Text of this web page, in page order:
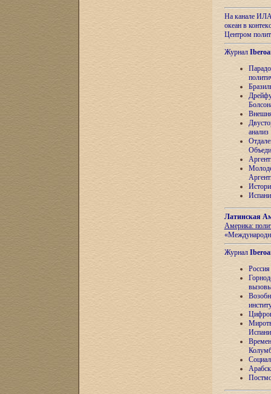
На канале
океан в
Центром
Журнал
анализ
Латинская
Америка:
Журнал